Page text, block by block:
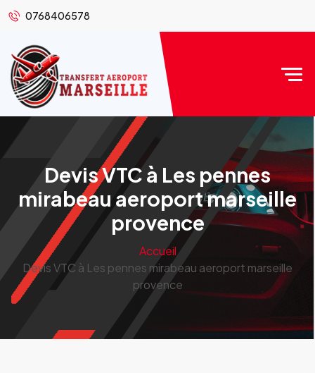
0768406578
Devis VTC à Les pennes
mirabeau aeroport marseille
provence
Accueil
Devis VTC à Les pennes mirabeau aeroport marseille
provence